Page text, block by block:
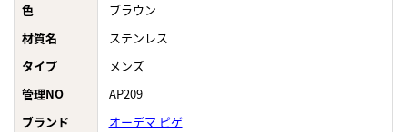
色
ブラウン
材質名
ステンレス
タイプ
メンズ
管理NO
AP209
ブランド
オーデマ ピゲ